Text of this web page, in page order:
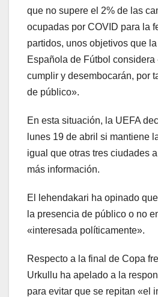
que no supere el 2% de las
ocupadas por COVID para la
partidos, unos objetivos que
Española de Fútbol
cumplir y desembocarán, por
de público».
En esta situación, la UEFA
lunes 19 de abril si mantiene
igual que otras tres ciudades
más información.
El lehendakari ha opinado
la presencia de público o no
«interesada políticamente».
Respecto a la final de Copa
Urkullu ha apelado a la
para evitar que se repitan «el